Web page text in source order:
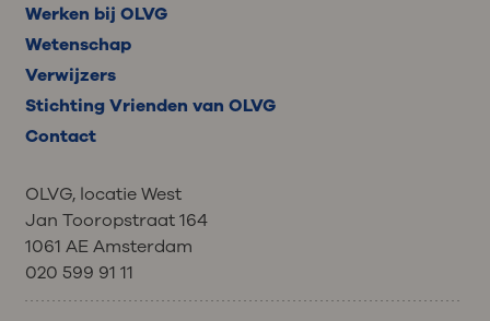
Werken bij OLVG
Wetenschap
Verwijzers
Stichting Vrienden van OLVG
Contact
OLVG, locatie West
Jan Tooropstraat 164
1061 AE Amsterdam
020 599 91 11